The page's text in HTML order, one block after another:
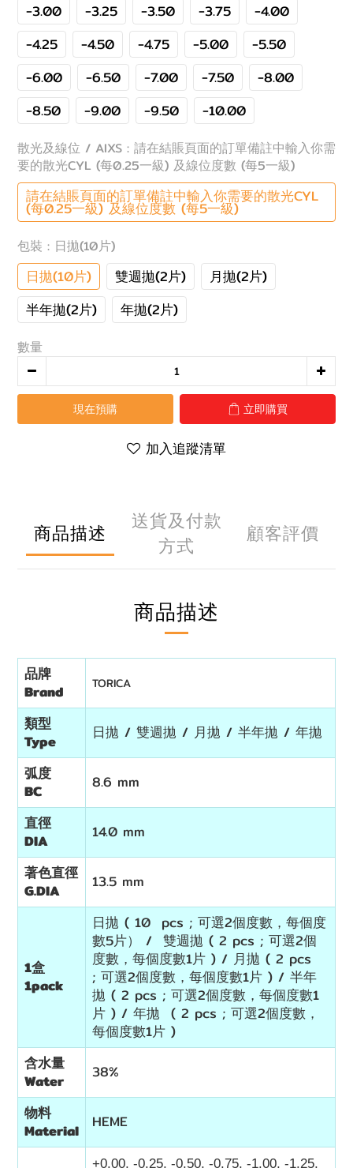
-3.00
-3.25 -3.50 -3.75
-4.00
-4.25
-4.50 -4.75 -5.00
-5.50
-6.00
-6.50 -7.00 -7.50
-8.00
-8.50
-9.00 -9.50 -10.00
散光及線位 / AIXS : 請在結賬頁面的訂單備註中輸入你需
要的散光CYL (每0.25一級) 及線位度數 (每5一級)
請在結賬頁面的訂單備註中輸入你需要的散光CYL
(每0.25一級) 及線位度數 (每5一級)
包裝 : 日拋(10片)
日拋(10片) 雙週拋(2片)
月拋(2片)
半年拋(2片)
年拋(2片)
數量
現在預購 立即購買
加入追蹤清單
商品描述
送貨及付款
方式
顧客評價
商品描述
品牌
Brand
TORICA
類型
Type
日拋 / 雙週拋 / 月拋 / 半年拋 / 年拋
弧度
BC
8.6 mm
直徑
DIA
14.0 mm
著色直徑
G.DIA
13.5 mm
1盒
1pack
日拋 ( 10 pcs ; 可選2個度數，每個度
數5片） / 雙週拋 ( 2 pcs ; 可選2個
度數，每個度數1片 ) / 月拋 ( 2 pcs
; 可選2個度數，每個度數1片 ) / 半年
拋 ( 2 pcs ; 可選2個度數，每個度數1
片 ) / 年拋 ( 2 pcs ; 可選2個度數，
每個度數1片 )
含水量
Water
38%
物料
Material
HEME
+0.00, -0.25, -0.50, -0.75, -1.00, -1.25,